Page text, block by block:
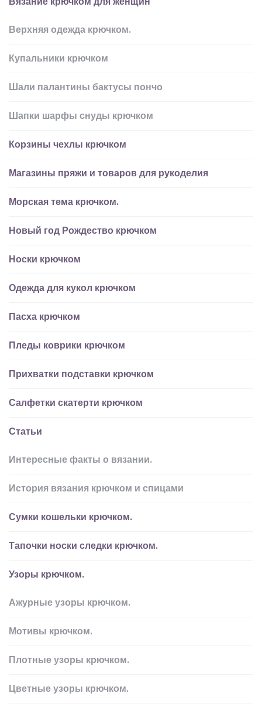
Верхняя одежда крючком.
Купальники крючком
Шали палантины бактусы пончо
Шапки шарфы снуды крючком
Корзины чехлы крючком
Магазины пряжи и товаров для рукоделия
Морская тема крючком.
Новый год Рождество крючком
Носки крючком
Одежда для кукол крючком
Пасха крючком
Пледы коврики крючком
Прихватки подставки крючком
Салфетки скатерти крючком
Статьи
Интересные факты о вязании.
История вязания крючком и спицами
Сумки кошельки крючком.
Тапочки носки следки крючком.
Узоры крючком.
Ажурные узоры крючком.
Мотивы крючком.
Плотные узоры крючком.
Цветные узоры крючком.